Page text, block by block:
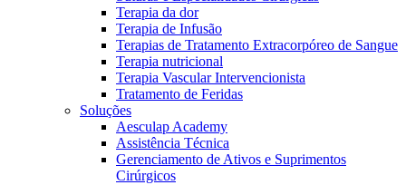
Aesculap Academy
Contato
Entre em contato conosco.
Terapia da dor
Terapia de Infusão
Terapias de Tratamento Extracorpóreo de Sangue
Terapia nutricional
Terapia Vascular Intervencionista
Tratamento de Feridas
Soluções
Aesculap Academy
Assistência Técnica
Gerenciamento de Ativos e Suprimentos
Cirúrgicos